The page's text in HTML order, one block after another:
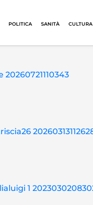
POLITICA SANITÀ CULTURA